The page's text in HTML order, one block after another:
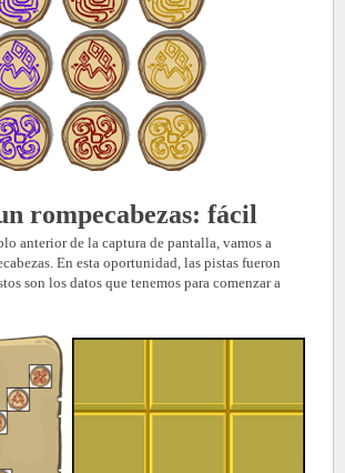
rompecabezas: fácil
anterior de la captura de pantalla, vamos a
En esta oportunidad, las pistas fueron
son los datos que tenemos para comenzar a